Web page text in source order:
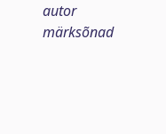
autor
märksõnad